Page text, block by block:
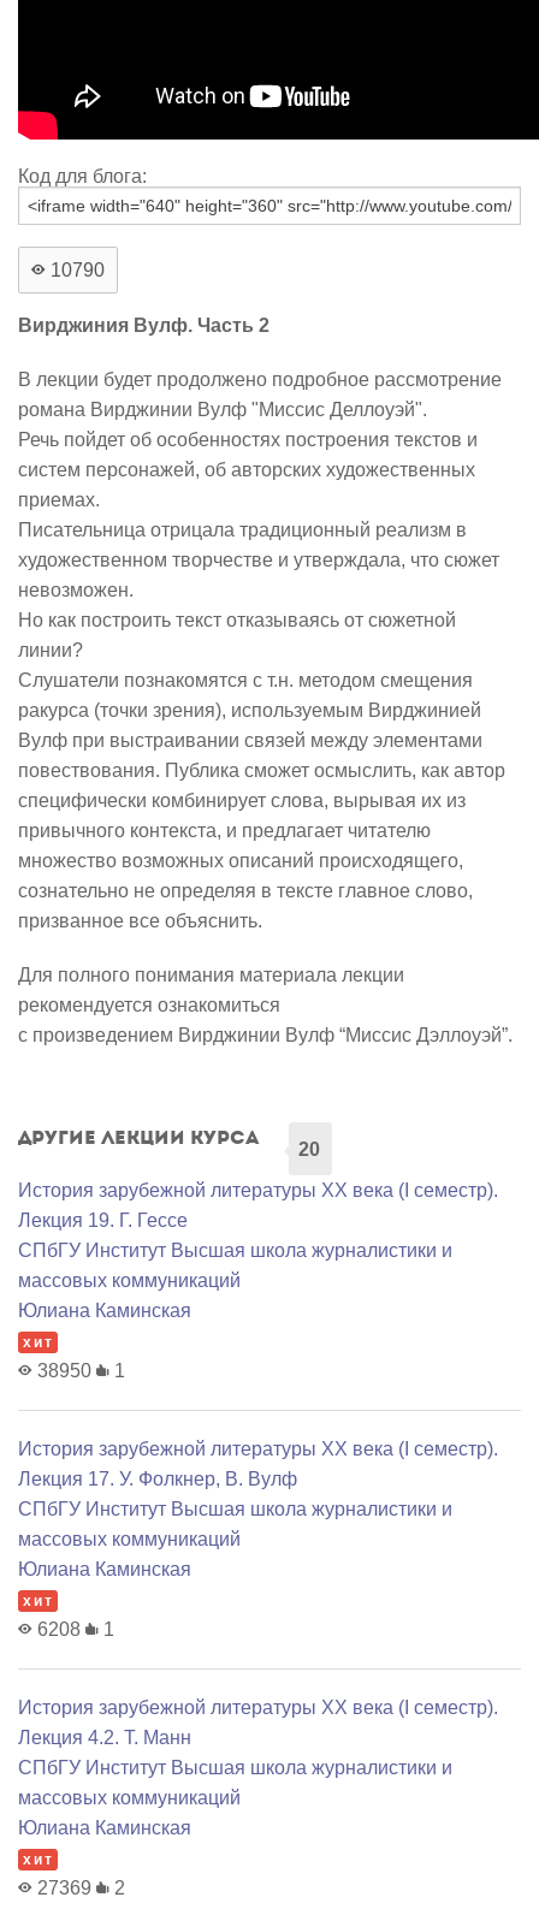
Код для блога:
10790
Вирджиния Вулф. Часть 2
В лекции будет продолжено подробное рассмотрение
романа Вирджинии Вулф "Миссис Деллоуэй".
Речь пойдет об особенностях построения текстов и
систем персонажей, об авторских художественных
приемах.
Писательница отрицала традиционный реализм в
художественном творчестве и утверждала, что сюжет
невозможен.
Но как построить текст отказываясь от сюжетной
линии?
Слушатели познакомятся с т.н. методом смещения
ракурса (точки зрения), используемым Вирджинией
Вулф при выстраивании связей между элементами
повествования. Публика сможет осмыслить, как автор
специфически комбинирует слова, вырывая их из
привычного контекста, и предлагает читателю
множество возможных описаний происходящего,
сознательно не определяя в тексте главное слово,
призванное все объяснить.
Для полного понимания материала лекции
рекомендуется ознакомиться
с произведением Вирджинии Вулф “Миссис Дэллоуэй”.
Другие лекции курса
20
История зарубежной литературы XX века (I семестр).
Лекция 19. Г. Гессе
СПбГУ Институт Высшая школа журналистики и
массовых коммуникаций
Юлиана Каминская
хит
38950 1
История зарубежной литературы XX века (I семестр).
Лекция 17. У. Фолкнер, В. Вулф
СПбГУ Институт Высшая школа журналистики и
массовых коммуникаций
Юлиана Каминская
хит
6208 1
История зарубежной литературы XX века (I семестр).
Лекция 4.2. Т. Манн
СПбГУ Институт Высшая школа журналистики и
массовых коммуникаций
Юлиана Каминская
хит
27369 2